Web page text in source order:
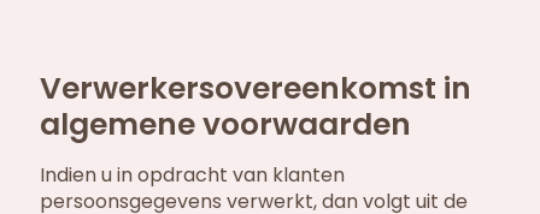
Verwerkersovereenkomst in
algemene voorwaarden
Indien u in opdracht van klanten
persoonsgegevens verwerkt, dan volgt uit de